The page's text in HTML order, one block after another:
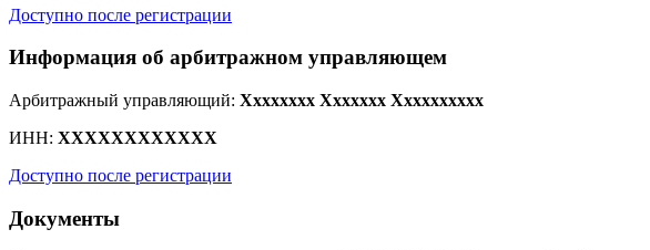
Доступно после регистрации
Информация об арбитражном управляющем
Арбитражный управляющий: Xxxxxxxx Xxxxxxx Xxxxxxxxxx
ИНН: XXXXXXXXXXXX
Доступно после регистрации
Документы